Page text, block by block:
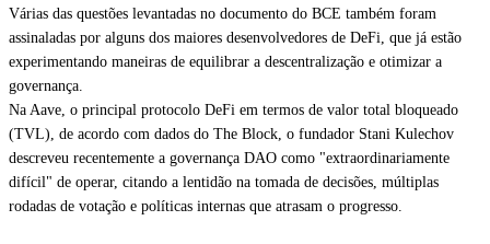
Várias das questões levantadas no documento do BCE também foram
assinaladas por alguns dos maiores desenvolvedores de DeFi, que já estão
experimentando maneiras de equilibrar a descentralização e otimizar a
governança.
Na Aave, o principal protocolo DeFi em termos de valor total bloqueado
(TVL), de acordo com dados do The Block, o fundador Stani Kulechov
descreveu recentemente a governança DAO como "extraordinariamente
difícil" de operar, citando a lentidão na tomada de decisões, múltiplas
rodadas de votação e políticas internas que atrasam o progresso.